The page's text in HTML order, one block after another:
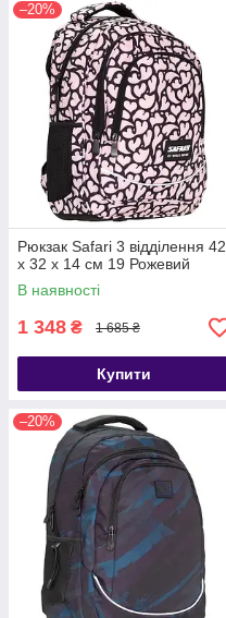
–20%
Рюкзак Safari 3 відділення 42
x 32 x 14 см 19 Рожевий
В наявності
1 348 ₴ 1 685 ₴
Купити
–20%